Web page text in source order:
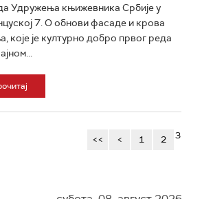
Удружења књижевника Србије у
7. О обнови фасаде и крова
које је културно добро првог реда
<< < 1 2 3